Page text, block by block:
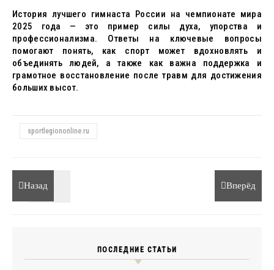
История лучшего гимнаста России на чемпионате мира
2025 года — это пример силы духа, упорства и
профессионализма. Ответы на ключевые вопросы
помогают понять, как спорт может вдохновлять и
объединять людей, а также как важна поддержка и
грамотное восстановление после травм для достижения
больших высот.
sportlegiononline.ru
Назад Вперёд
ПОСЛЕДНИЕ СТАТЬИ